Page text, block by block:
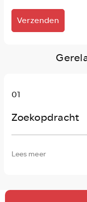
Verzenden
01
Zoekopdracht
Lees meer